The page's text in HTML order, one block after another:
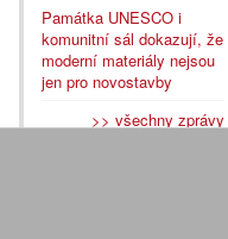
Památka UNESCO i
komunitní sál dokazují, že
moderní materiály nejsou
jen pro novostavby
>> všechny zprávy